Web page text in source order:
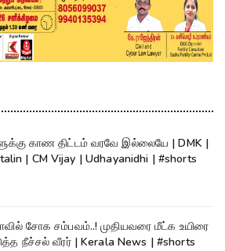
காண திட்டம் வரவே இல்லையே | DMK |
| CM Vijay | Udhayanidhi | #shorts
சோக சம்பவம்..! முதியவரை மீட்க உயிரை
நீச்சல் வீரர் | Kerala News | #shorts